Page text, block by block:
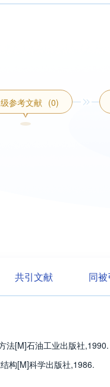
参考文献 (0)
共引文献 同
法[M]石油工业出版社,1990.
构[M]科学出版社,1986.